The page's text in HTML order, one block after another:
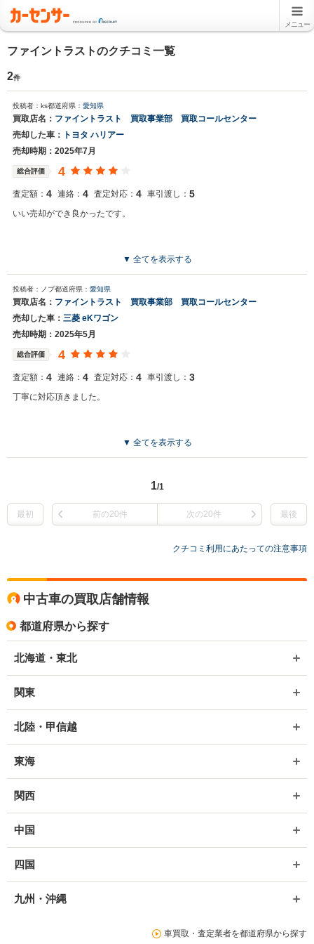
メニュー
ファイントラストのクチコミ一覧
2件
投稿者：ks都道府県： 愛知県
買取店名： ファイントラスト 買取事業部 買取コールセンター
売却した車：
トヨタ ハリアー
売却時期：2025年7月
総合評価 4
査定額： 4 連絡： 4 査定対応： 4 車引渡し： 5
いい売却ができ良かったです。
▼ 全てを表示する
投稿者：ノブ都道府県： 愛知県
買取店名： ファイントラスト 買取事業部 買取コールセンター
売却した車： 三菱 eKワゴン
売却時期：2025年5月
総合評価 4
査定額： 4 連絡： 4 査定対応： 4 車引渡し： 3
丁寧に対応頂きました。
▼ 全てを表示する
1/1
最初 前の20件 次の20件 最後
クチコミ利用にあたっての注意事項
中古車の買取店舗情報
都道府県から探す
北海道・東北
関東
北陸・甲信越
東海
関西
中国
四国
九州・沖縄
車買取・査定業者を都道府県から探す